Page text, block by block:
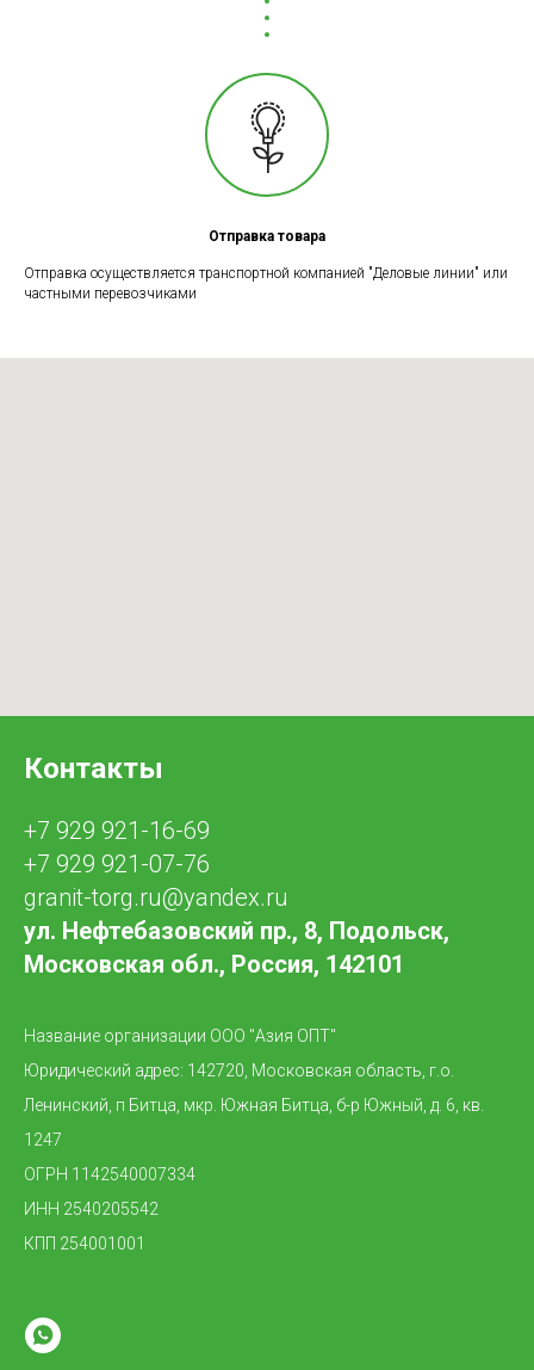
Отправка товара
Отправка осуществляется транспортной компанией "Деловые линии" или
частными перевозчиками
Контакты
+7 929 921-16-69
+7 929 921-07-76
granit-torg.ru@yandex.ru
ул. Нефтебазовский пр., 8, Подольск,
Московская обл., Россия, 142101
Название организации ООО "Азия ОПТ"
Юридический адрес: 142720, Московская область, г.о.
Ленинский, п Битца, мкр. Южная Битца, б-р Южный, д. 6, кв.
1247
ОГРН 1142540007334
ИНН 2540205542
КПП 254001001